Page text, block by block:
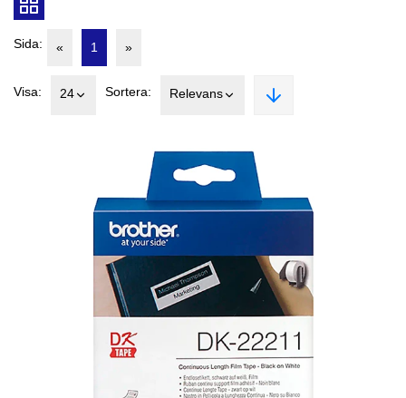
Sida: « 1 »
Visa: 24 Sortera: Relevans